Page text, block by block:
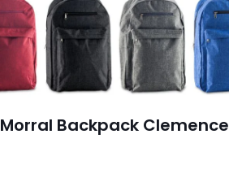
Morral Backpack Clemence